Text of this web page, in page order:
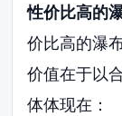
性价比高的
价比高的瀑
价值在于以
体体现在：